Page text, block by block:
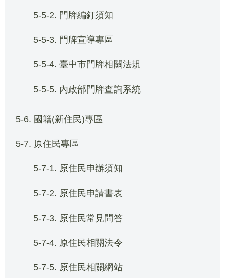
5-5-2. 門牌編釘須知
5-5-3. 門牌宣導專區
5-5-4. 臺中市門牌相關法規
5-5-5. 內政部門牌查詢系統
5-6. 國籍(新住民)專區
5-7. 原住民專區
5-7-1. 原住民申辦須知
5-7-2. 原住民申請書表
5-7-3. 原住民常見問答
5-7-4. 原住民相關法令
5-7-5. 原住民相關網站